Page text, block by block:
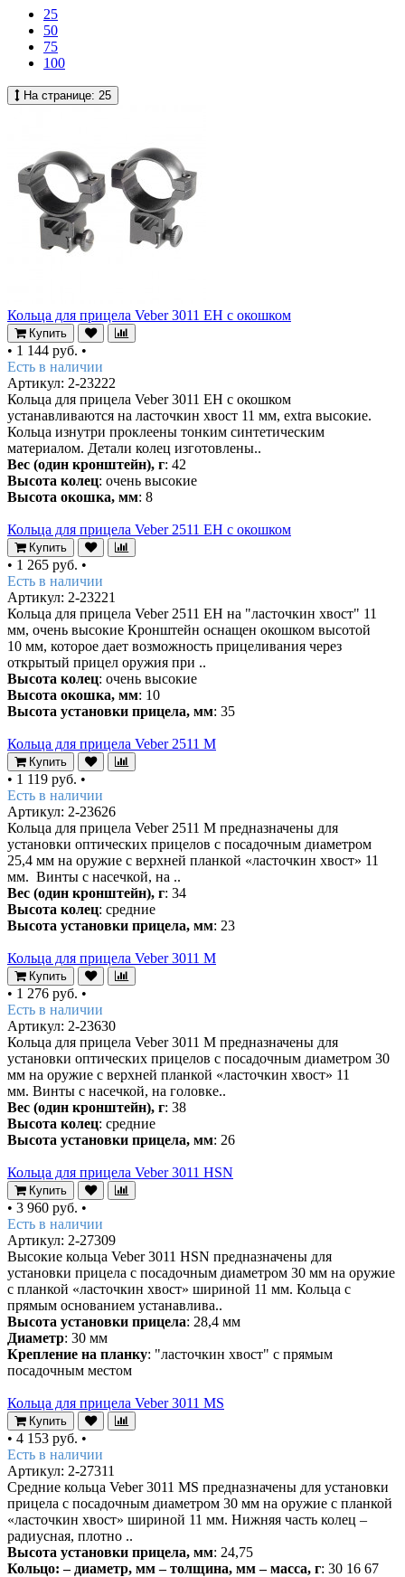
25
50
75
100
На странице: 25
Кольца для прицела Veber 3011 EH с окошком
Купить
• 1 144 руб. •
Есть в наличии
Артикул: 2-23222
Кольца для прицела Veber 3011 EH с окошком
устанавливаются на ласточкин хвост 11 мм, extra высокие.
Кольца изнутри проклеены тонким синтетическим
материалом. Детали колец изготовлены..
Вес (один кронштейн), г: 42
Высота колец: очень высокие
Высота окошка, мм: 8
Кольца для прицела Veber 2511 EH с окошком
Купить
• 1 265 руб. •
Есть в наличии
Артикул: 2-23221
Кольца для прицела Veber 2511 EH на "ласточкин хвост" 11
мм, очень высокие Кронштейн оснащен окошком высотой
10 мм, которое дает возможность прицеливания через
открытый прицел оружия при ..
Высота колец: очень высокие
Высота окошка, мм: 10
Высота установки прицела, мм: 35
Кольца для прицела Veber 2511 M
Купить
• 1 119 руб. •
Есть в наличии
Артикул: 2-23626
Кольца для прицела Veber 2511 M предназначены для
установки оптических прицелов с посадочным диаметром
25,4 мм на оружие с верхней планкой «ласточкин хвост» 11
мм. Винты с насечкой, на ..
Вес (один кронштейн), г: 34
Высота колец: средние
Высота установки прицела, мм: 23
Кольца для прицела Veber 3011 M
Купить
• 1 276 руб. •
Есть в наличии
Артикул: 2-23630
Кольца для прицела Veber 3011 M предназначены для
установки оптических прицелов с посадочным диаметром 30
мм на оружие с верхней планкой «ласточкин хвост» 11
мм. Винты с насечкой, на головке..
Вес (один кронштейн), г: 38
Высота колец: средние
Высота установки прицела, мм: 26
Кольца для прицела Veber 3011 HSN
Купить
• 3 960 руб. •
Есть в наличии
Артикул: 2-27309
Высокие кольца Veber 3011 HSN предназначены для
установки прицела с посадочным диаметром 30 мм на оружие
с планкой «ласточкин хвост» шириной 11 мм. Кольца с
прямым основанием устанавлива..
Высота установки прицела: 28,4 мм
Диаметр: 30 мм
Крепление на планку: "ласточкин хвост" с прямым
посадочным местом
Кольца для прицела Veber 3011 MS
Купить
• 4 153 руб. •
Есть в наличии
Артикул: 2-27311
Средние кольца Veber 3011 MS предназначены для установки
прицела с посадочным диаметром 30 мм на оружие с планкой
«ласточкин хвост» шириной 11 мм. Нижняя часть колец –
радиусная, плотно ..
Высота установки прицела, мм: 24,75
Кольцо: – диаметр, мм – толщина, мм – масса, г: 30 16 67